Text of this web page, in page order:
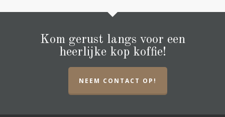
Kom gerust langs voor een
heerlijke kop koffie!
NEEM CONTACT OP!